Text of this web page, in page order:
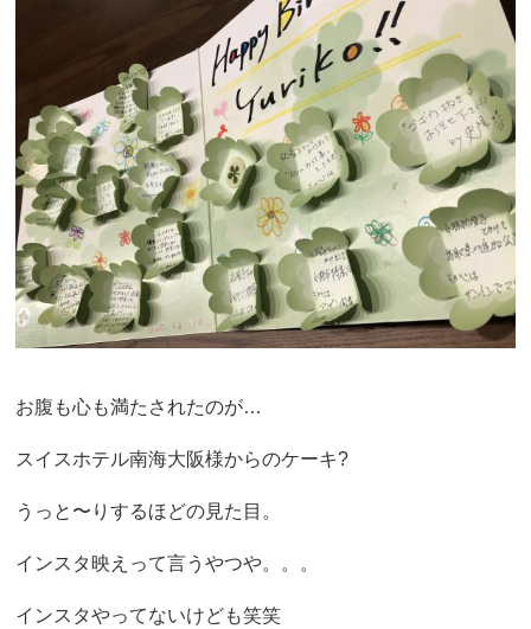
お腹も心も満たされたのが…
スイスホテル南海大阪様からのケーキ?
うっと〜りするほどの見た目。
インスタ映えって言うやつや。。。
インスタやってないけども笑笑